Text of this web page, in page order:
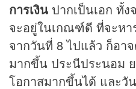
การเงิน ปากเป็นเอก ทั้
จะอยู่ในเกณฑ์ดี ที่จะห
จากวันที่ 8 ไปแล้ว ก็อา
มากขึ้น ประนีประนอม
โอกาสมากขึ้นได้ และวั